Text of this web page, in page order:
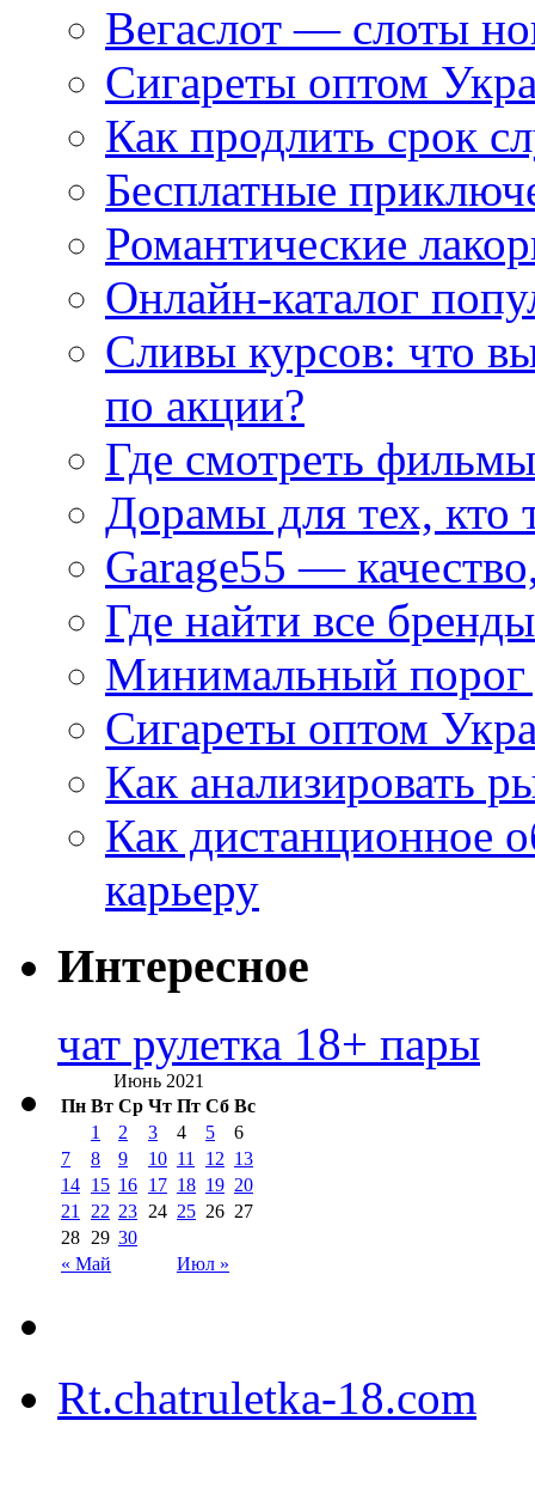
Вегаслот — слоты
Сигареты оптом
Как продлить срок
Бесплатные
Романтические
Онлайн-каталог
Сливы курсов: что
по акции?
Где смотреть
Дорамы для тех, кто
Garage55 —
Где найти все
Минимальный порог
Сигареты оптом
Как анализировать
Как дистанционное
карьеру
Интересное
чат рулетка 18+ пары
Июнь 2021
Пн Вт Ср Чт Пт Сб Вс
« Май Июл »
1 2 3 4 5
6
7
8 9 10 11 12 13
14 15 16 17 18 19 20
21
22 23 24 25 26 27
28 29 30
Rt.chatruletka-18.com